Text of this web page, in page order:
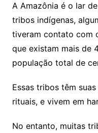
A Amazônia é o lar
tribos indígenas,
tiveram contato com
que existam mais de
população total de
Essas tribos têm
rituais, e vivem em
No entanto, muitas